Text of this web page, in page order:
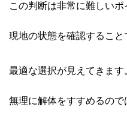
この判断は非常に難しいポ
現地の状態を確認すること
最適な選択が見えてきます
無理に解体をすすめるので